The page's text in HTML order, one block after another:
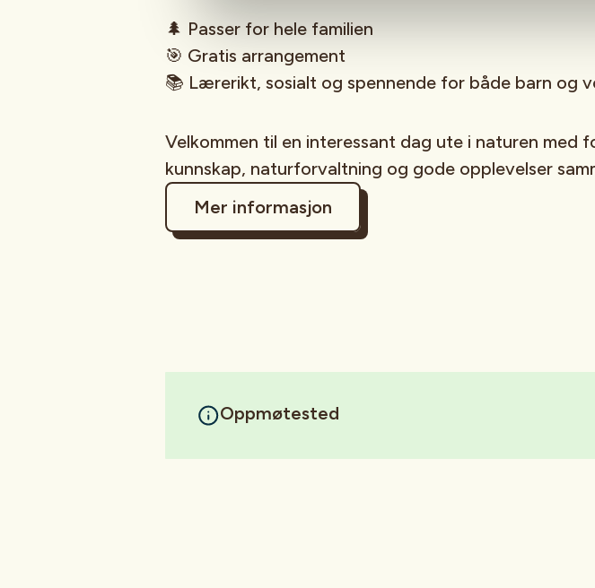
🌲 Passer for hele familien
🎯 Gratis arrangement
📚 Lærerikt, sosialt og spennende for både barn og
Velkommen til en interessant dag ute i naturen med
kunnskap, naturforvaltning og gode opplevelser
Mer informasjon
Oppmøtested